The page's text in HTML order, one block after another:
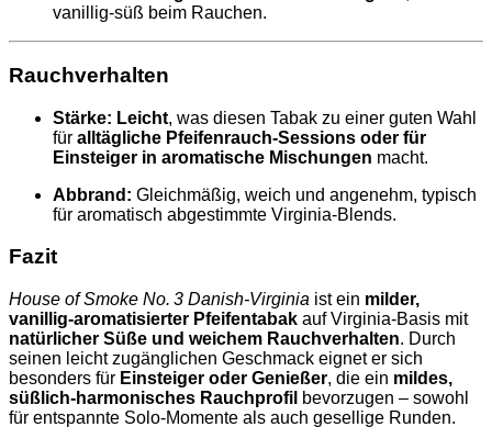
vanillig‑süß beim Rauchen.
Rauchverhalten
Stärke: Leicht, was diesen Tabak zu einer guten Wahl
für alltägliche Pfeifenrauch‑Sessions oder für
Einsteiger in aromatische Mischungen macht.
Abbrand: Gleichmäßig, weich und angenehm, typisch
für aromatisch abgestimmte Virginia‑Blends.
Fazit
House of Smoke No. 3 Danish‑Virginia ist ein milder,
vanillig‑aromatisierter Pfeifentabak auf Virginia‑Basis mit
natürlicher Süße und weichem Rauchverhalten. Durch
seinen leicht zugänglichen Geschmack eignet er sich
besonders für Einsteiger oder Genießer, die ein mildes,
süßlich‑harmonisches Rauchprofil bevorzugen – sowohl
für entspannte Solo‑Momente als auch gesellige Runden.